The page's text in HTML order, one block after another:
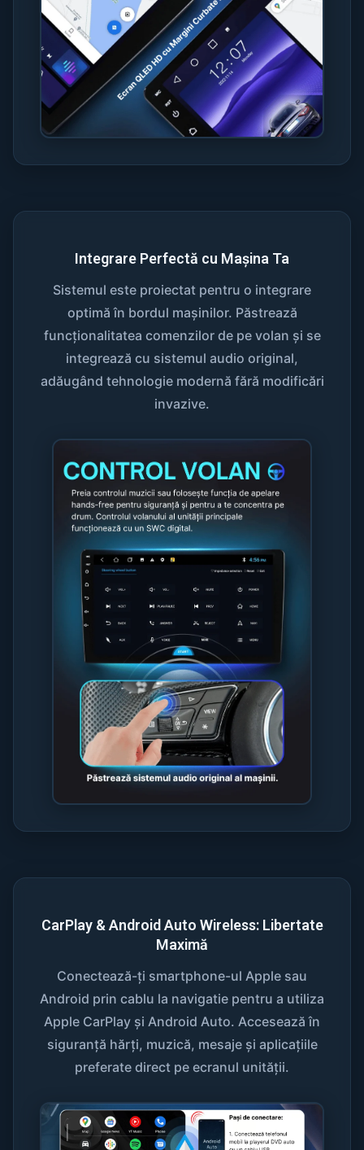
Integrare Perfectă cu Mașina Ta
Sistemul este proiectat pentru o integrare
optimă în bordul mașinilor. Păstrează
funcționalitatea comenzilor de pe volan și se
integrează cu sistemul audio original,
adăugând tehnologie modernă fără modificări
invazive.
CarPlay & Android Auto Wireless: Libertate
Maximă
Conectează-ți smartphone-ul Apple sau
Android prin cablu la navigatie pentru a utiliza
Apple CarPlay și Android Auto. Accesează în
siguranță hărți, muzică, mesaje și aplicațiile
preferate direct pe ecranul unității.